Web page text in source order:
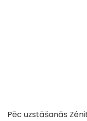
Pēc uzstāšanās